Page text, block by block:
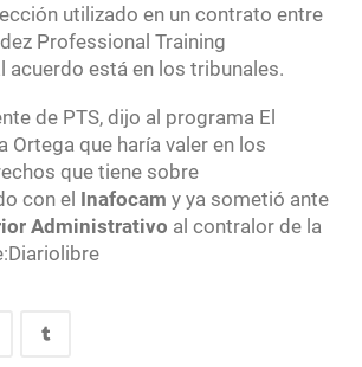
utilizado en un contrato entre
Professional Training
acuerdo está en los tribunales.
de PTS, dijo al programa El
Ortega que haría valer en los
que tiene sobre
con el Inafocam y ya sometió ante
Administrativo al contralor de la